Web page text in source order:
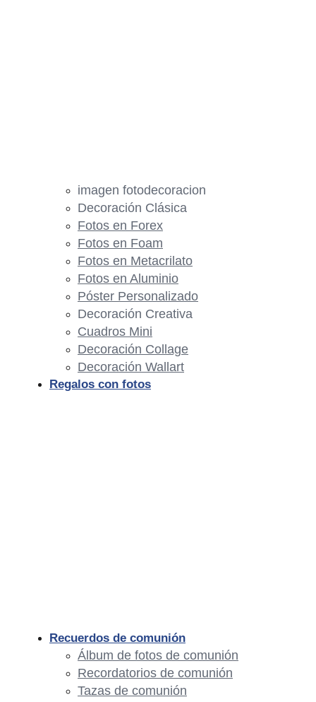
imagen fotodecoracion
Decoración Clásica
Fotos en Forex
Fotos en Foam
Fotos en Metacrilato
Fotos en Aluminio
Póster Personalizado
Decoración Creativa
Cuadros Mini
Decoración Collage
Decoración Wallart
Regalos con fotos
Recuerdos de comunión
Álbum de fotos de comunión
Recordatorios de comunión
Tazas de comunión